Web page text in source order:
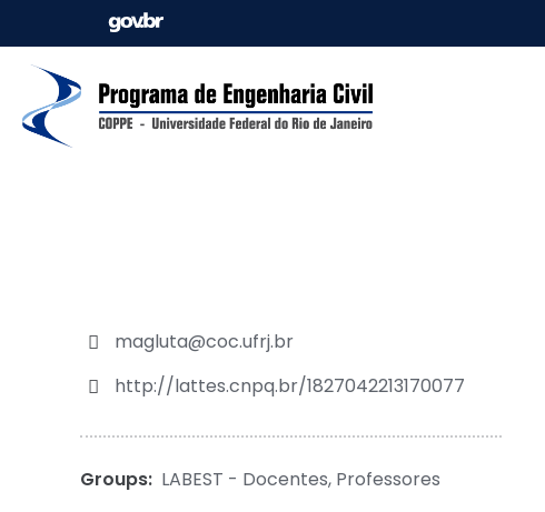
magluta@coc.ufrj.br
http://lattes.cnpq.br/1827042213170077
Groups: LABEST - Docentes, Professores